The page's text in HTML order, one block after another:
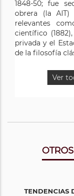
1848-50; fue
obrera (la AIT)
relevantes
científico
privada y el
de la filosofía
Ver
en 1864, la
Trabajadores
al movimiento
triunfó e
Internacional, si
efecto
París en 1871,
TENDENCIAS